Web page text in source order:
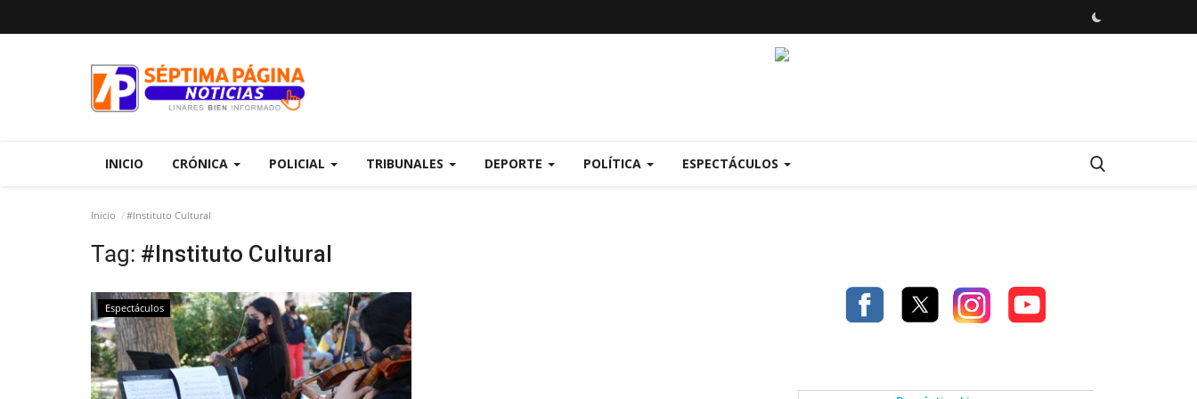
INICIO CRÓNICA POLICIAL TRIBUNALES DEPORTE POLÍTICA ESPECTÁCULOS
Inicio #Instituto Cultural
Tag: #Instituto Cultural
Espectáculos